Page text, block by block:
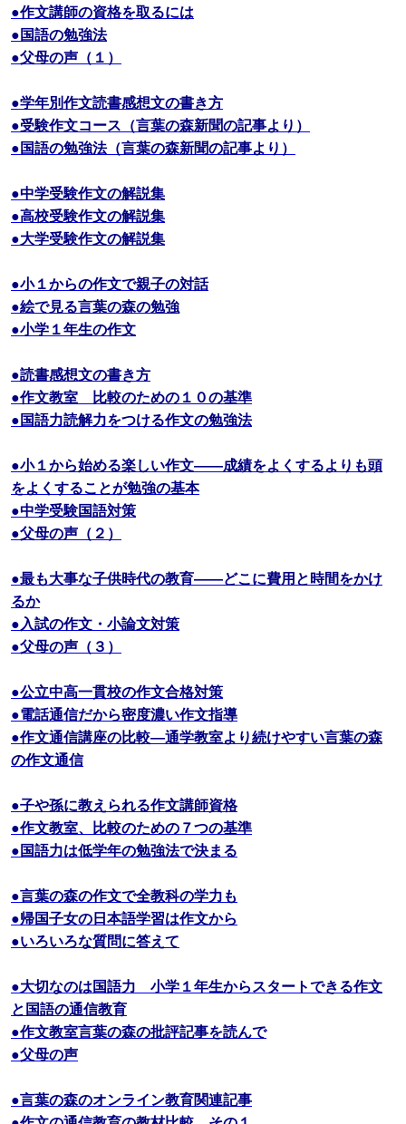
●作文講師の資格を取るには
●国語の勉強法
●父母の声（１）
●学年別作文読書感想文の書き方
●受験作文コース（言葉の森新聞の記事より）
●国語の勉強法（言葉の森新聞の記事より）
●中学受験作文の解説集
●高校受験作文の解説集
●大学受験作文の解説集
●小１からの作文で親子の対話
●絵で見る言葉の森の勉強
●小学１年生の作文
●読書感想文の書き方
●作文教室 比較のための１０の基準
●国語力読解力をつける作文の勉強法
●小１から始める楽しい作文――成績をよくするよりも頭
をよくすることが勉強の基本
●中学受験国語対策
●父母の声（２）
●最も大事な子供時代の教育――どこに費用と時間をかけ
るか
●入試の作文・小論文対策
●父母の声（３）
●公立中高一貫校の作文合格対策
●電話通信だから密度濃い作文指導
●作文通信講座の比較―通学教室より続けやすい言葉の森
の作文通信
●子や孫に教えられる作文講師資格
●作文教室、比較のための７つの基準
●国語力は低学年の勉強法で決まる
●言葉の森の作文で全教科の学力も
●帰国子女の日本語学習は作文から
●いろいろな質問に答えて
●大切なのは国語力 小学１年生からスタートできる作文
と国語の通信教育
●作文教室言葉の森の批評記事を読んで
●父母の声
●言葉の森のオンライン教育関連記事